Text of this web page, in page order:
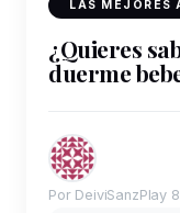
LAS MEJORES
¿Quieres
duerme
Por DeiviSanzPlay